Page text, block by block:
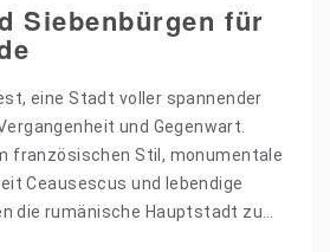
Siebenbürgen für
eine Stadt voller spannender
und Gegenwart.
französischen Stil, monumentale
Ceausescus und lebendige
die rumänische Hauptstadt zu